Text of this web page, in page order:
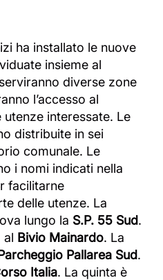
ha installato le nuove
insieme al
diverse zone
l’accesso al
interessate. Le
distribuite in sei
comunale. Le
i nomi indicati nella
facilitarne
delle utenze. La
lungo la S.P. 55 Sud.
al Bivio Mainardo. La
Pallarea Sud.
Italia. La quinta è